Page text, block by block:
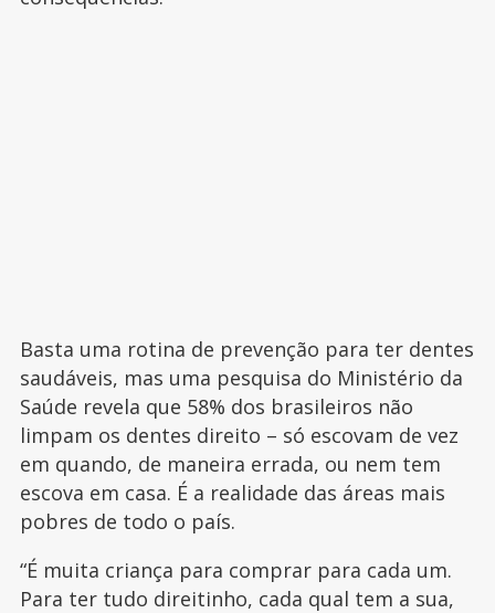
Basta uma rotina de prevenção para ter dentes
saudáveis, mas uma pesquisa do Ministério da
Saúde revela que 58% dos brasileiros não
limpam os dentes direito – só escovam de vez
em quando, de maneira errada, ou nem tem
escova em casa. É a realidade das áreas mais
pobres de todo o país.
“É muita criança para comprar para cada um.
Para ter tudo direitinho, cada qual tem a sua,